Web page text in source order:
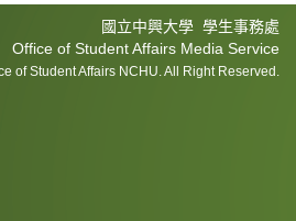
國立中興大學 學生事務處
Office of Student Affairs Media Service
of Student Affairs NCHU. All Right Reserved.